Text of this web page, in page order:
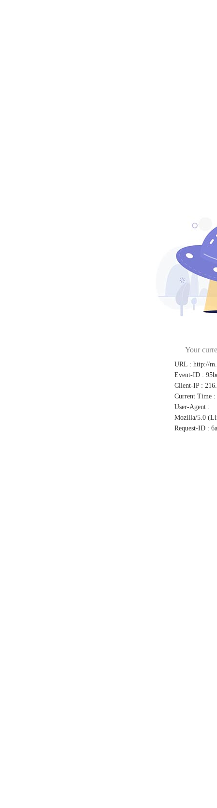
Your
URL : http://
Event-ID :
Client-IP :
Current Time :
User-Agent :
Mozilla/5.0
Request-ID :